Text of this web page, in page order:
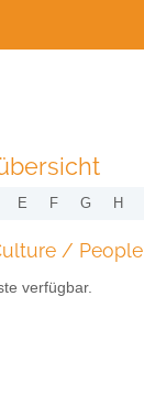
E F G H
/ People
verfügbar.